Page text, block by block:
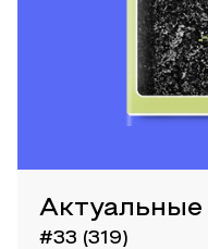
Актуальные
#33 (319)